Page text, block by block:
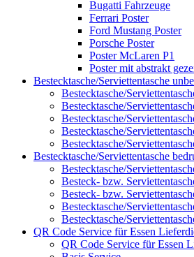
Bugatti Fahrzeuge
Ferrari Poster
Ford Mustang Poster
Porsche Poster
Poster McLaren P1
Poster mit abstrakt
Bestecktasche/Serviettentasche
Bestecktasche/
Bestecktasche/
Bestecktasche/
Bestecktasche/
Bestecktasche/
Bestecktasche/Serviettentasche
Bestecktasche/
Besteck- bzw.
Besteck- bzw.
Bestecktasche/
Bestecktasche/
QR Code Service für Essen
QR Code Service für Essen